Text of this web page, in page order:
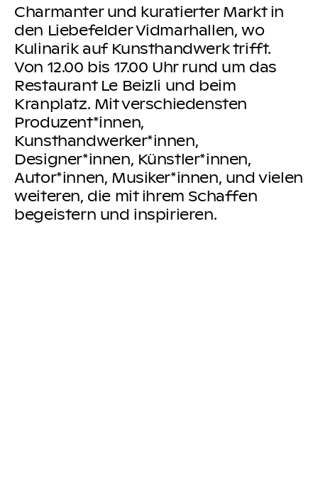
Charmanter und kuratierter Markt in
den Liebefelder Vidmarhallen, wo
Kulinarik auf Kunsthandwerk trifft.
Von 12.00 bis 17.00 Uhr rund um das
Restaurant Le Beizli und beim
Kranplatz. Mit verschiedensten
Produzent*innen,
Kunsthandwerker*innen,
Designer*innen, Künstler*innen,
Autor*innen, Musiker*innen, und vielen
weiteren, die mit ihrem Schaffen
begeistern und inspirieren.